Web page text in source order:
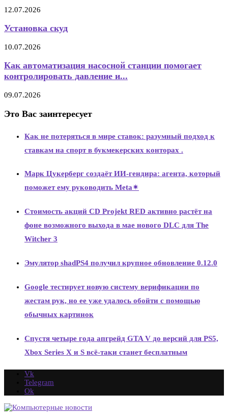
12.07.2026
Установка скуд
10.07.2026
Как автоматизация насосной станции помогает
контролировать давление и...
09.07.2026
Это Вас заинтересует
Как не потеряться в мире ставок: разумный подход к
ставкам на спорт в букмекерских конторах .
Марк Цукерберг создаёт ИИ-гендира: агента, который
поможет ему руководить Meta✴
Стоимость акций CD Projekt RED активно растёт на
фоне возможного выхода в мае нового DLC для The
Witcher 3
Эмулятор shadPS4 получил крупное обновление 0.12.0
Google тестирует новую систему верификации по
жестам рук, но ее уже удалось обойти с помощью
обычных картинок
Спустя четыре года апгрейд GTA V до версий для PS5,
Xbox Series X и S всё-таки станет бесплатным
Vk
Telegram
Ok